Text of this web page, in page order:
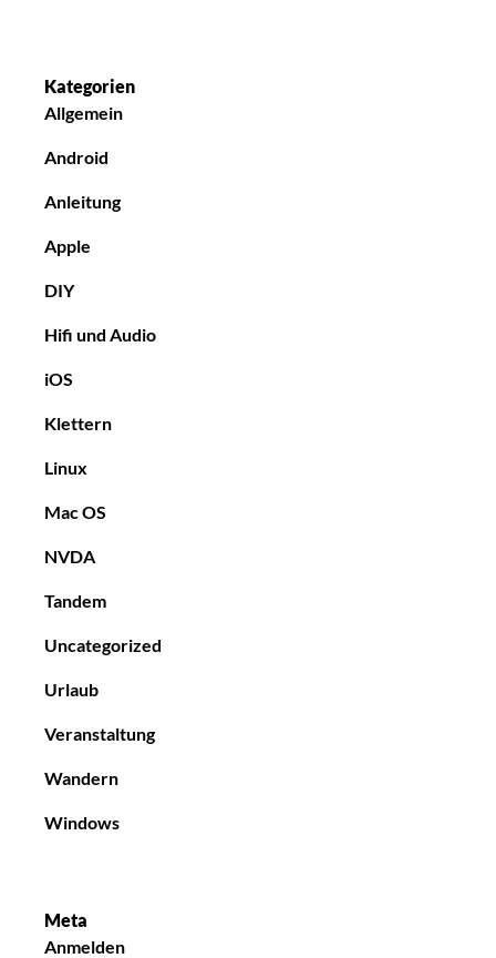
Kategorien
Allgemein
Android
Anleitung
Apple
DIY
Hifi und Audio
iOS
Klettern
Linux
Mac OS
NVDA
Tandem
Uncategorized
Urlaub
Veranstaltung
Wandern
Windows
Meta
Anmelden